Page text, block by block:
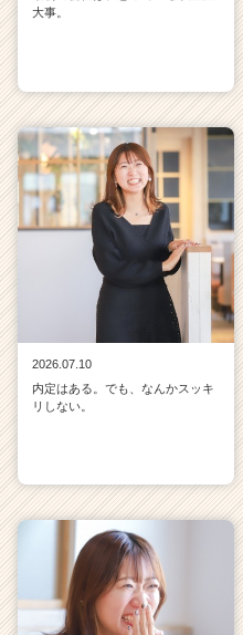
大事。
2026.07.10
内定はある。でも、なんかスッキ
リしない。